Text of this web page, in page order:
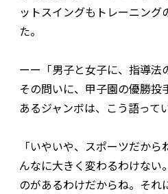
ットスイングもトレーニング
た。
ーー「男子と女子に、指導法
その問いに、甲子園の優勝投
あるジャンボは、こう語って
「いやいや、スポーツだか
んなに大きく変わるわけない。
のがあるわけだからね。それ